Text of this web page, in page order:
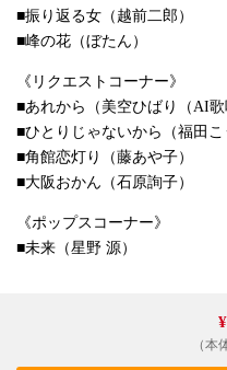
■振り返る女（越前二郎）
■峰の花（ぼたん）
《リクエストコーナー》
■あれから（美空ひばり（AI歌
■ひとりじゃないから（福田こ
■角館恋灯り（藤あや子）
■大阪おかん（石原詢子）
《ポップスコーナー》
■未来（星野 源）
（本